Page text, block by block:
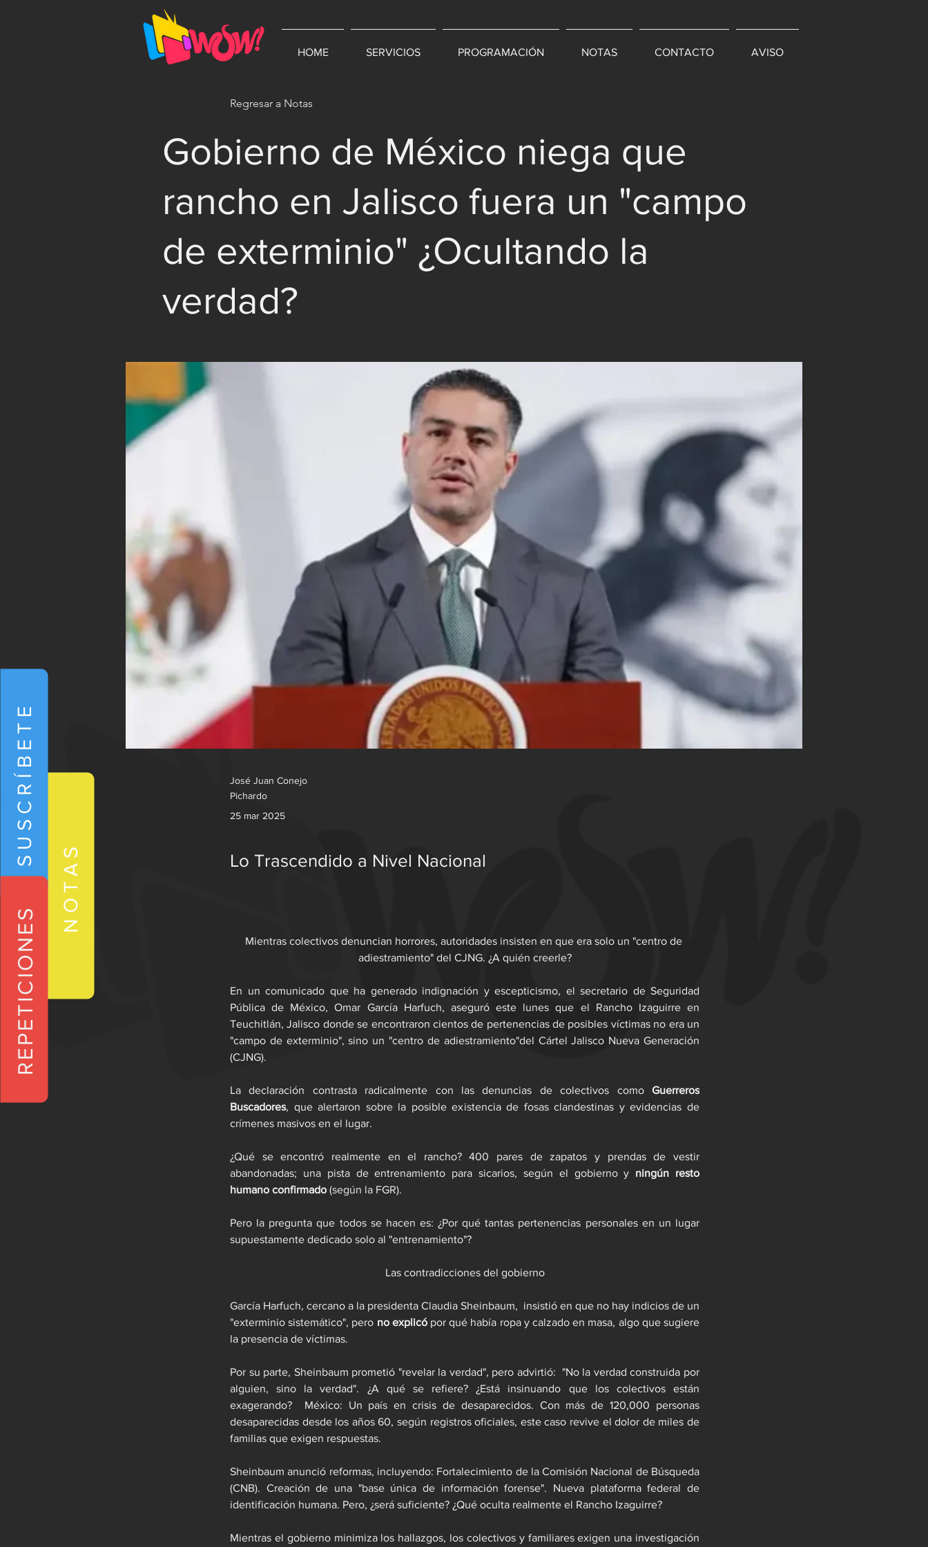
HOME SERVICIOS PROGRAMACIÓN NOTAS CONTACTO AVISO
NOTAS
SUSCRÍBETE
REPETICIONES
Regresar a Notas
Gobierno de México niega que
rancho en Jalisco fuera un "campo
de exterminio" ¿Ocultando la
verdad?
José Juan Conejo
Pichardo
25 mar 2025
Lo Trascendido a Nivel Nacional
Mientras colectivos denuncian horrores, autoridades insisten en que era solo un "centro de
adiestramiento" del CJNG. ¿A quién creerle?
En un comunicado que ha generado indignación y escepticismo, el secretario de Seguridad
Pública de México, Omar García Harfuch, aseguró este lunes que el Rancho Izaguirre en
Teuchitlán, Jalisco donde se encontraron cientos de pertenencias de posibles víctimas no era un
"campo de exterminio", sino un "centro de adiestramiento"del Cártel Jalisco Nueva Generación
(CJNG).
La declaración contrasta radicalmente con las denuncias de colectivos como Guerreros
Buscadores, que alertaron sobre la posible existencia de fosas clandestinas y evidencias de
crímenes masivos en el lugar.
¿Qué se encontró realmente en el rancho? 400 pares de zapatos y prendas de vestir
abandonadas; una pista de entrenamiento para sicarios, según el gobierno y ningún resto
humano confirmado (según la FGR).
Pero la pregunta que todos se hacen es: ¿Por qué tantas pertenencias personales en un lugar
supuestamente dedicado solo al "entrenamiento"?
Las contradicciones del gobierno
García Harfuch, cercano a la presidenta Claudia Sheinbaum,  insistió en que no hay indicios de un
"exterminio sistemático", pero no explicó por qué había ropa y calzado en masa, algo que sugiere
la presencia de víctimas.
Por su parte, Sheinbaum prometió "revelar la verdad", pero advirtió:  "No la verdad construida por
alguien, sino la verdad". ¿A qué se refiere? ¿Está insinuando que los colectivos están
exagerando?  México: Un país en crisis de desaparecidos. Con más de 120,000 personas
desaparecidas desde los años 60, según registros oficiales, este caso revive el dolor de miles de
familias que exigen respuestas.
Sheinbaum anunció reformas, incluyendo: Fortalecimiento de la Comisión Nacional de Búsqueda
(CNB). Creación de una "base única de información forense". Nueva plataforma federal de
identificación humana. Pero, ¿será suficiente? ¿Qué oculta realmente el Rancho Izaguirre?
Mientras el gobierno minimiza los hallazgos, los colectivos y familiares exigen una investigación